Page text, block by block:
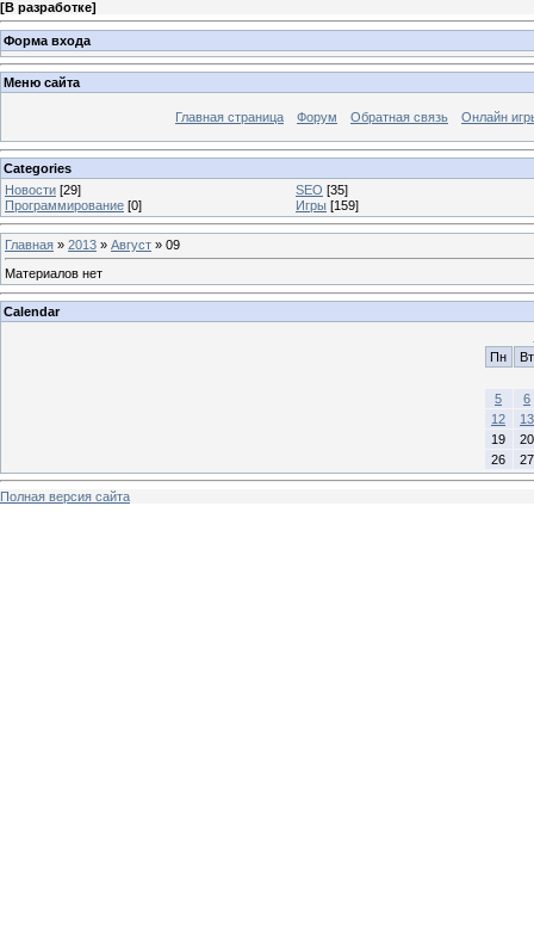
[В разработке]
Форма входа
Меню сайта
Главная страница Форум Обратная связь Онлайн
Categories
Новости [29] SEO [35]
Программирование [0] Игры [159]
Главная » 2013 » Август » 09
Материалов нет
Calendar
Пн
Вт
5
6
12
13
19
20
26
27
Полная версия сайта